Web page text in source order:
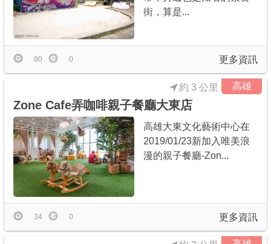
街，算是...
更多資訊
80 0
高雄
Zone Cafe弄咖啡親子餐廳大東店
約 3 公里
高雄大東文化藝術中心在
2019/01/23新加入唯美浪
漫的親子餐廳-Zon...
更多資訊
34 0